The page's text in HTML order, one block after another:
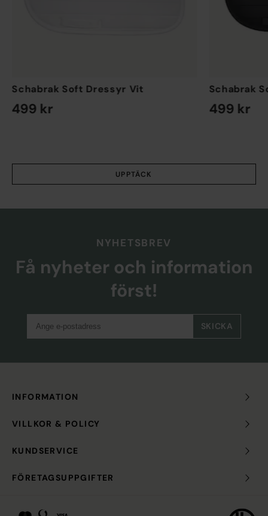
Schabrak Soft Dressyr Vit
499 kr
Schabrak
499 kr
UPPTÄCK
NYHETSBREV
Få nyheter och information
först!
SKICKA
INFORMATION
VILLKOR & POLICY
KUNDSERVICE
FÖRETAGSUPPGIFTER